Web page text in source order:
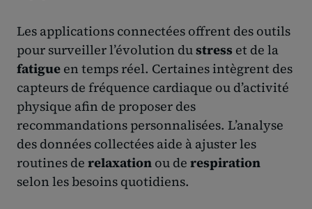
Les applications connectées offrent des outils
pour surveiller l’évolution dustress et de la
fatigue en temps réel. Certaines intègrent des
capteurs de fréquence cardiaque ou d’activité
physique afin de proposer des
recommandations personnalisées. L’analyse
des données collectées aide à ajuster les
routines de relaxation ou de respiration
selon les besoins quotidiens.